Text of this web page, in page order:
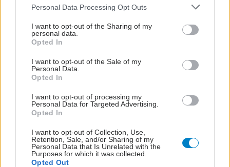
Please note that this website/app uses one or more Google
not limited to your visit or usage behaviour. You may click to
grant or deny consent to Google and its third-party tags to
use your data for below specified purposes in below Google
consent section.
Personal Data Processing Opt Outs
I want to opt-out of the Sharing of my
personal data.
Opted In
I want to opt-out of the Sale of my
Personal Data.
Opted In
I want to opt-out of processing my
Personal Data for Targeted Advertising.
Opted In
I want to opt-out of Collection, Use,
Retention, Sale, and/or Sharing of my
Personal Data that Is Unrelated with the
Purposes for which it was collected.
Opted Out
πέρασμα του χρόνου
και τα οστά ένα
υγεία τη σωματική